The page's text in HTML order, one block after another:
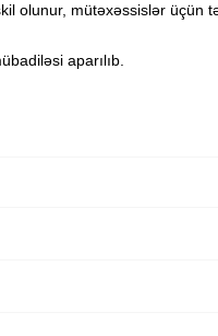
olunur, mütəxəssislər üçün
aparılıb.